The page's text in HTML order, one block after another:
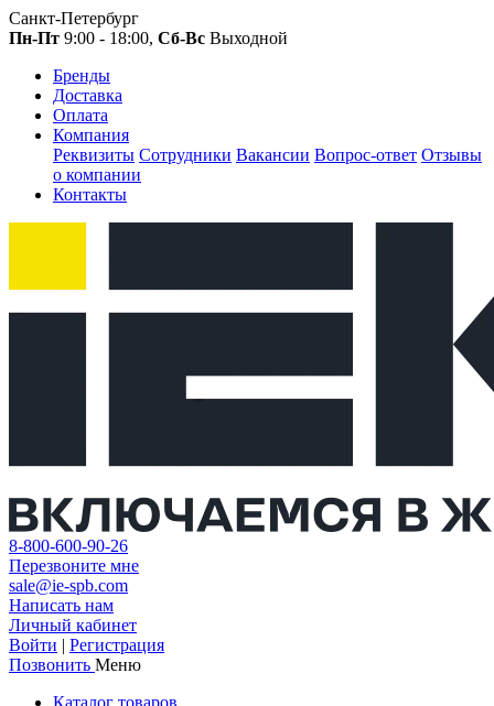
Санкт-Петербург
Пн-Пт 9:00 - 18:00, Сб-Вс Выходной
Бренды
Доставка
Оплата
Компания
Реквизиты Сотрудники Вакансии Вопрос-ответ Отзывы
о компании
Контакты
8-800-600-90-26
Перезвоните мне
sale@ie-spb.com
Написать нам
Личный кабинет
Войти | Регистрация
Позвонить Меню
Каталог товаров